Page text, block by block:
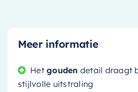
Meer informatie
Hetgouden detail draagt
stijlvolle uitstraling